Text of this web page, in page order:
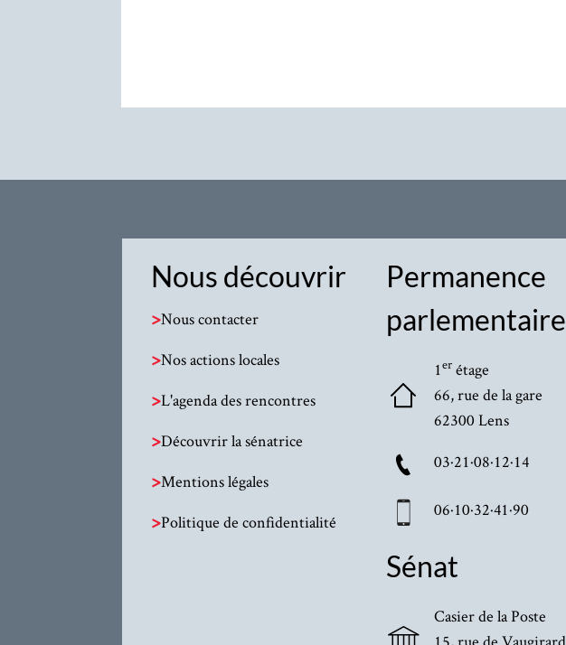
Nous découvrir
>Nous contacter
>Nos actions locales
>L'agenda des rencontres
>Découvrir la sénatrice
>Mentions légales
>Politique de confidentialité
Permanence
parlementaire
1er étage
66, rue de la gare
62300 Lens
03·21·08·12·14
06·10·32·41·90
Sénat
Casier de la Poste